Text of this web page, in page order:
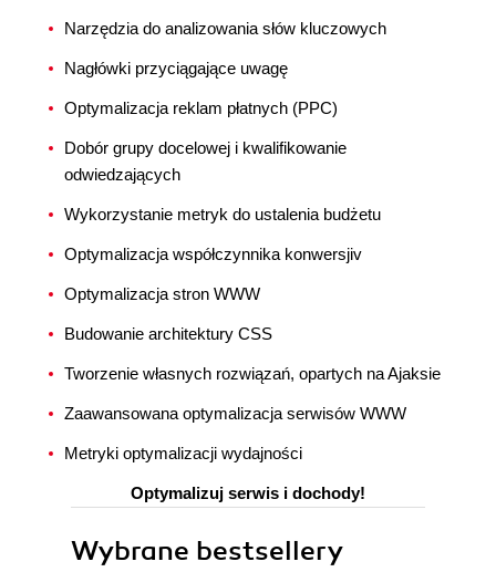
Narzędzia do analizowania słów kluczowych
Nagłówki przyciągające uwagę
Optymalizacja reklam płatnych (PPC)
Dobór grupy docelowej i kwalifikowanie
odwiedzających
Wykorzystanie metryk do ustalenia budżetu
Optymalizacja współczynnika konwersjiv
Optymalizacja stron WWW
Budowanie architektury CSS
Tworzenie własnych rozwiązań, opartych na Ajaksie
Zaawansowana optymalizacja serwisów WWW
Metryki optymalizacji wydajności
Optymalizuj serwis i dochody!
Wybrane bestsellery